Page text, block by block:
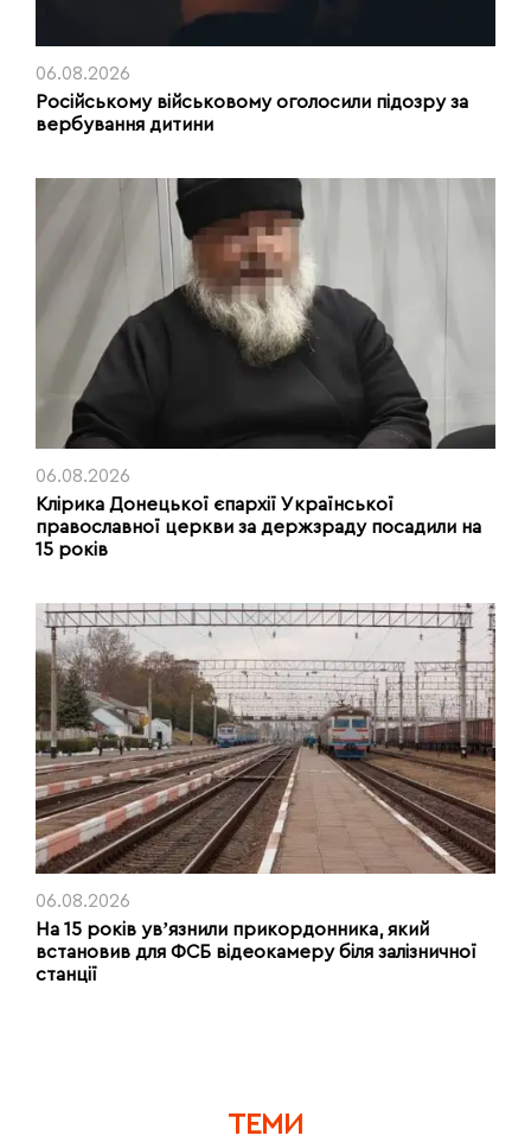
06.08.2026
Російському військовому оголосили підозру за
вербування дитини
06.08.2026
Клірика Донецької єпархії Української
православної церкви за держзраду посадили на
15 років
06.08.2026
На 15 років увʼязнили прикордонника, який
встановив для ФСБ відеокамеру біля залізничної
станції
ТЕМИ